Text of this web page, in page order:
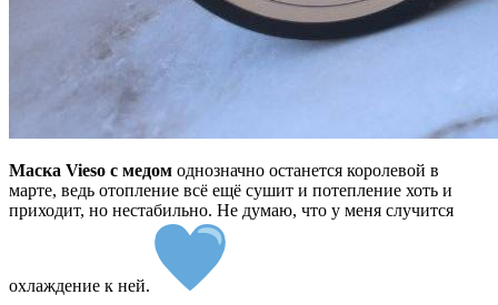
Маска Vieso с медом однозначно останется королевой в
марте, ведь отопление всё ещё сушит и потепление хоть и
приходит, но нестабильно. Не думаю, что у меня случится
охлаждение к ней.